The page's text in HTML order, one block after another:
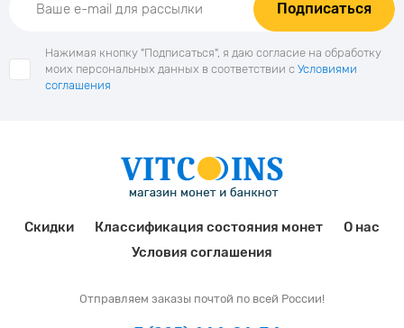
Подписаться
Нажимая кнопку "Подписаться", я даю согласие на обработку
моих персональных данных в соответствии с Условиями
соглашения
Скидки Классификация состояния монет
О нас
Условия соглашения
Отправляем заказы почтой по всей России!